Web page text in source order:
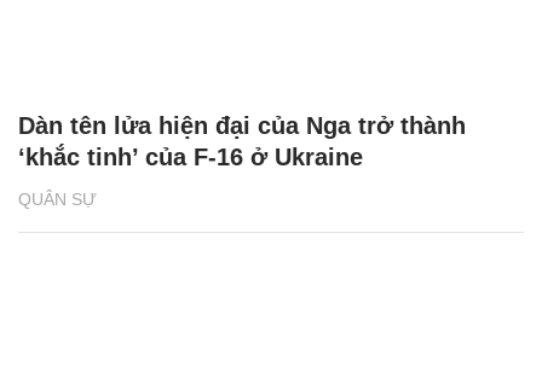
QUÂN SỰ
Dàn tên lửa hiện đại của Nga trở thành
‘khắc tinh’ của F-16 ở Ukraine